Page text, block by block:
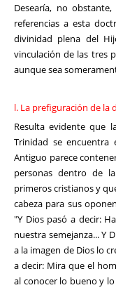
Desearía, no
referencias a esta
divinidad plena del
vinculación de las tres
aunque sea
l. La prefiguración de la
Resulta evidente que
Trinidad se
Antiguo parece
personas dentro de
primeros cristianos y
cabeza para sus
"Y Dios pasó a decir:
nuestra semejanza... Y
a la imagen de Dios lo
a decir: Mira que el
al conocer lo bueno y lo